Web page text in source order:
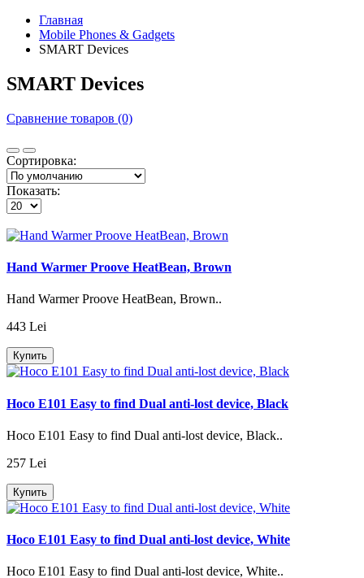
Главная
Mobile Phones & Gadgets
SMART Devices
SMART Devices
Сравнение товаров (0)
Сортировка:
Показать:
Hand Warmer Proove HeatBean, Brown
Hand Warmer Proove HeatBean, Brown..
443 Lei
Купить
Hoco E101 Easy to find Dual anti-lost device, Black
Hoco E101 Easy to find Dual anti-lost device, Black..
257 Lei
Купить
Hoco E101 Easy to find Dual anti-lost device, White
Hoco E101 Easy to find Dual anti-lost device, White..